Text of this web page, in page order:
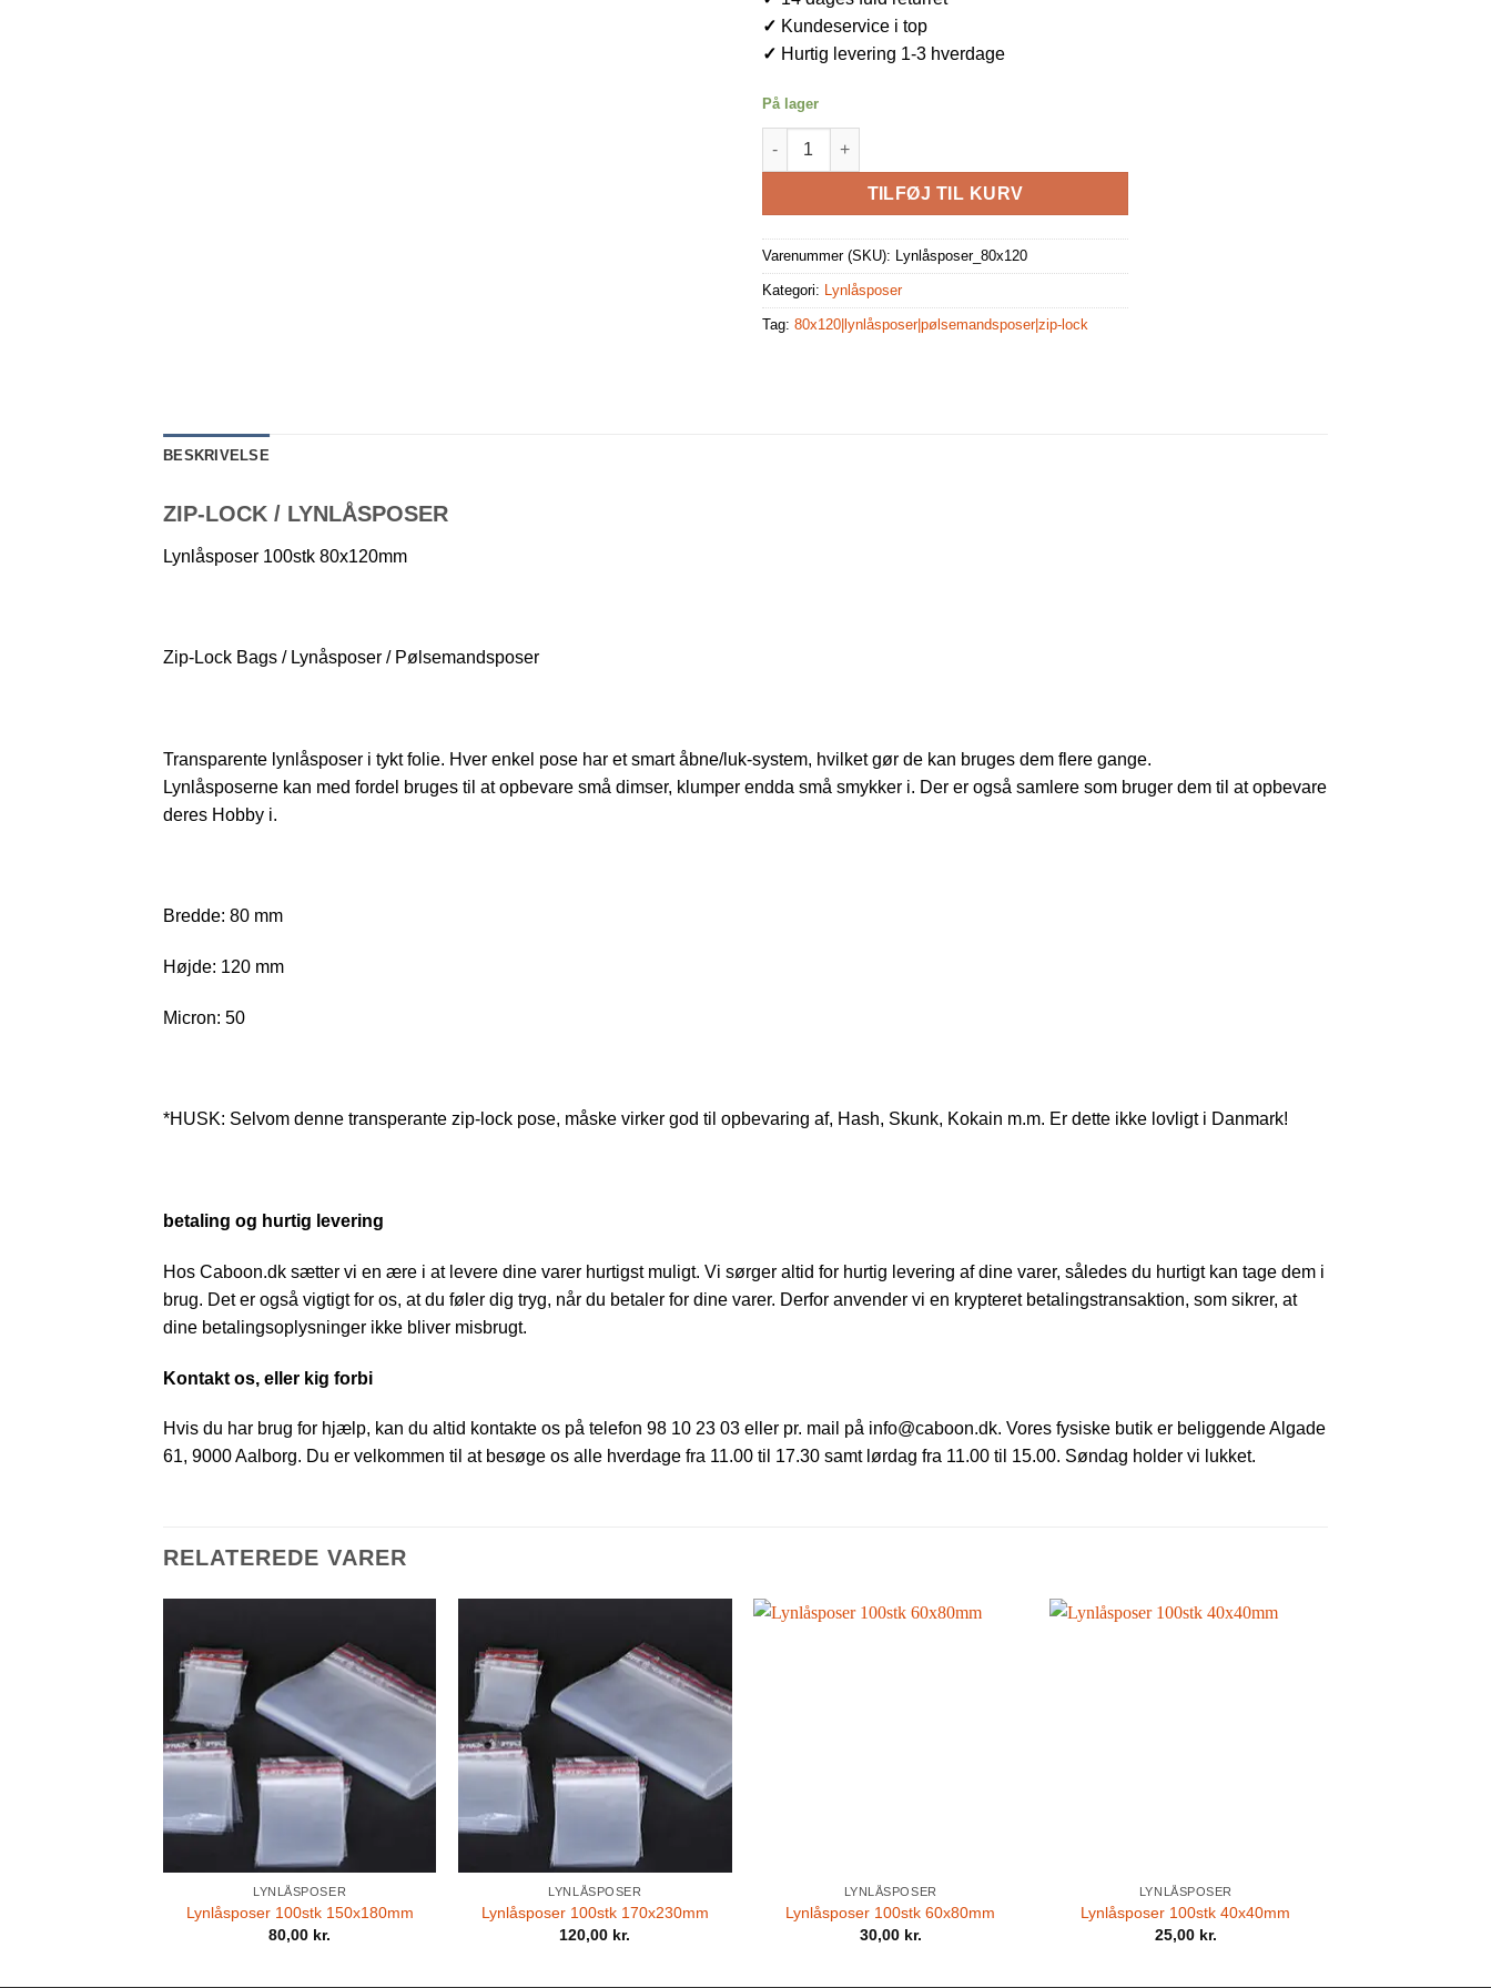
✓ Kundeservice i top
✓ Hurtig levering 1-3 hverdage
På lager
Lynlåsposer 100stk 80x120mm antal
TILFØJ TIL KURV
Varenummer (SKU): Lynlåsposer_80x120
Kategori: Lynlåsposer
Tag: 80x120|lynlåsposer|pølsemandsposer|zip-lock
BESKRIVELSE
ZIP-LOCK / LYNLÅSPOSER
Lynlåsposer 100stk 80x120mm
Zip-Lock Bags / Lynåsposer / Pølsemandsposer
Transparente lynlåsposer i tykt folie. Hver enkel pose har et smart åbne/luk-system, hvilket gør de kan bruges dem flere gange.
Lynlåsposerne kan med fordel bruges til at opbevare små dimser, klumper endda små smykker i. Der er også samlere som bruger dem til at opbevare
deres Hobby i.
Bredde: 80 mm
Højde: 120 mm
Micron: 50
*HUSK: Selvom denne transperante zip-lock pose, måske virker god til opbevaring af, Hash, Skunk, Kokain m.m. Er dette ikke lovligt i Danmark!
betaling og hurtig levering
Hos Caboon.dk sætter vi en ære i at levere dine varer hurtigst muligt. Vi sørger altid for hurtig levering af dine varer, således du hurtigt kan tage dem i
brug. Det er også vigtigt for os, at du føler dig tryg, når du betaler for dine varer. Derfor anvender vi en krypteret betalingstransaktion, som sikrer, at
dine betalingsoplysninger ikke bliver misbrugt.
Kontakt os, eller kig forbi
Hvis du har brug for hjælp, kan du altid kontakte os på telefon 98 10 23 03 eller pr. mail på info@caboon.dk. Vores fysiske butik er beliggende Algade
61, 9000 Aalborg. Du er velkommen til at besøge os alle hverdage fra 11.00 til 17.30 samt lørdag fra 11.00 til 15.00. Søndag holder vi lukket.
RELATEREDE VARER
LYNLÅSPOSER
Lynlåsposer 100stk 150x180mm
80,00 kr.
LYNLÅSPOSER
Lynlåsposer 100stk 170x230mm
120,00 kr.
LYNLÅSPOSER
Lynlåsposer 100stk 60x80mm
30,00 kr.
LYNLÅSPOSER
Lynlåsposer 100stk 40x40mm
25,00 kr.